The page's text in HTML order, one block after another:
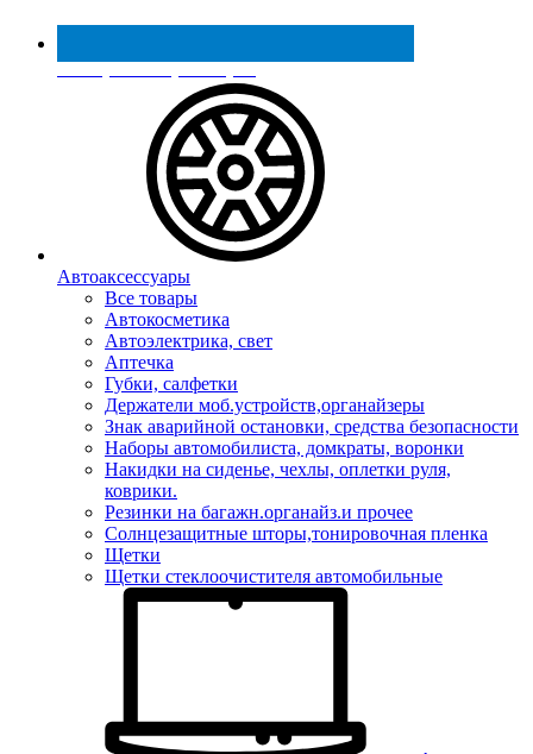
Реестр МинПромТорга
Автоаксессуары
Все товары
Автокосметика
Автоэлектрика, свет
Аптечка
Губки, салфетки
Держатели моб.устройств,органайзеры
Знак аварийной остановки, средства безопасности
Наборы автомобилиста, домкраты, воронки
Накидки на сиденье, чехлы, оплетки руля,
коврики.
Резинки на багажн.органайз.и прочее
Солнцезащитные шторы,тонировочная пленка
Щетки
Щетки стеклоочистителя автомобильные